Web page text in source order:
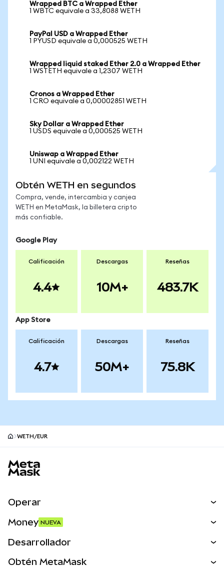
Wrapped BTC a Wrapped Ether
1 WBTC equivale a 33,8088 WETH
PayPal USD a Wrapped Ether
1 PYUSD equivale a 0,000525 WETH
Wrapped liquid staked Ether 2.0 a Wrapped Ether
1 WSTETH equivale a 1,2307 WETH
Cronos a Wrapped Ether
1 CRO equivale a 0,00002851 WETH
Sky Dollar a Wrapped Ether
1 USDS equivale a 0,000525 WETH
Uniswap a Wrapped Ether
1 UNI equivale a 0,002122 WETH
Obtén WETH en segundos
Compra, vende, intercambia y canjea
WETH en MetaMask, la billetera cripto
más confiable.
Google Play
Calificación
4.4
Descargas
10M+
Reseñas
483.7K
App Store
Calificación
4.7
Descargas
50M+
Reseñas
75.8K
WETH/EUR
Operar
Activos del mundo real
Money NUEVA
Desarrollador
Obtén MetaMask